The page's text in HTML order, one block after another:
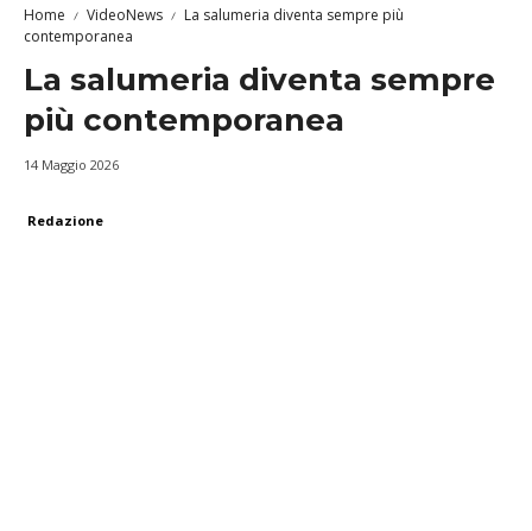
Home VideoNews
La salumeria diventa sempre più
contemporanea
La salumeria diventa sempre
più contemporanea
14 Maggio 2026
Redazione